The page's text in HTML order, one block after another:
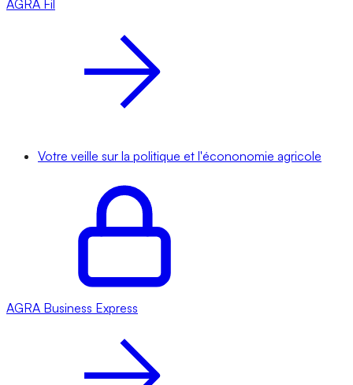
AGRA Fil
Votre veille sur la politique et l'écononomie agricole
AGRA Business Express